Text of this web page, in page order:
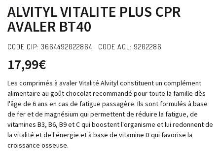
ALVITYL VITALITE PLUS CPR
AVALER BT40
CODE CIP: 3664492022864 CODE ACL: 9202286
17,99€
Les comprimés à avaler Vitalité Alvityl constituent un complément
alimentaire au goût chocolat recommandé pour toute la famille dès
l'âge de 6 ans en cas de fatigue passagère. Ils sont formulés à base
de fer et de magnésium qui permettent de réduire la fatigue, de
vitamines B3, B6, B9 et C qui boostent l'organisme et lui redonnent de
la vitalité et de l'énergie et à base de vitamine D qui favorise la
croissance osseuse.